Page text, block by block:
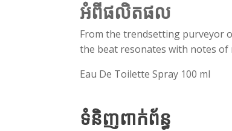
អំពីផលិតផល
From the trendsetting purveyor
the beat resonates with notes
Eau De Toilette Spray 100 ml
ទំនិញពាក់ព័ន្ធ